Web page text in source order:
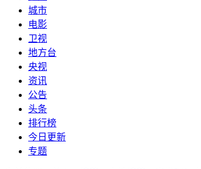
城市
电影
卫视
地方台
央视
资讯
公告
头条
排行榜
今日更新
专题